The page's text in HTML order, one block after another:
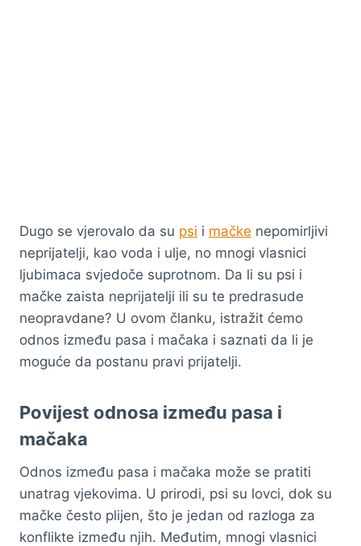
Dugo se vjerovalo da su psi i mačke nepomirljivi
neprijatelji, kao voda i ulje, no mnogi vlasnici
ljubimaca svjedoče suprotnom. Da li su psi i
mačke zaista neprijatelji ili su te predrasude
neopravdane? U ovom članku, istražit ćemo
odnos između pasa i mačaka i saznati da li je
moguće da postanu pravi prijatelji.
Povijest odnosa između pasa i
mačaka
Odnos između pasa i mačaka može se pratiti
unatrag vjekovima. U prirodi, psi su lovci, dok su
mačke često plijen, što je jedan od razloga za
konflikte između njih. Međutim, mnogi vlasnici